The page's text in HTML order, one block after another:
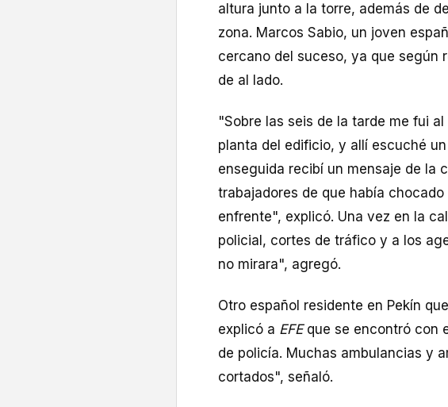
altura junto a la torre, además de
zona. Marcos Sabio, un joven
cercano del suceso, ya que según
de al lado.
"Sobre las seis de la tarde me fui
planta del edificio, y allí escuché
enseguida recibí un mensaje de la
trabajadores de que había
enfrente", explicó. Una vez en la
policial, cortes de tráfico y a los
no mirara", agregó.
Otro español residente en Pekín
explicó a EFE que se encontró con
de policía. Muchas ambulancias y
cortados", señaló.